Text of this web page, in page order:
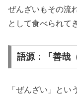
ぜんざいもその流
として食べられて
語源：「善哉
「ぜんざい」と